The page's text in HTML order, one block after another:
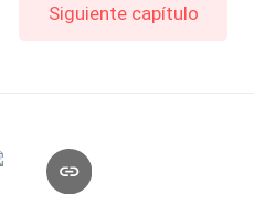
Siguiente capítulo